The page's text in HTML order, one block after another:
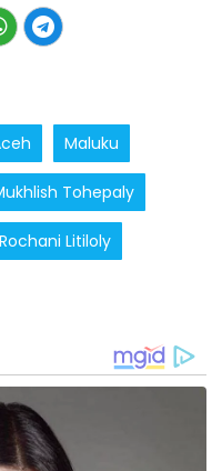
Maluku
Tohepaly
Rochani Litiloly